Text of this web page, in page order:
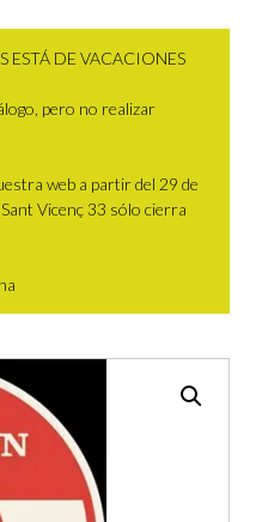
ESTÁ DE VACACIONES
pero no realizar
web a partir del 29 de
Vicenç 33 sólo cierra